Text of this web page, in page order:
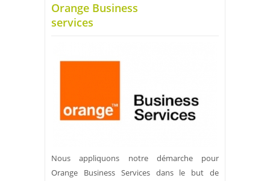
Orange Business
services
Nous appliquons notre démarche pour
Orange Business Services dans le but de